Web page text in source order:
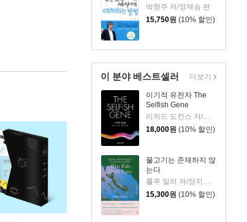
박형주 저/정재승 편
15,750원 (10% 할인)
이 분야 베스트셀러
이기적 유전자 The
Selfish Gene
18,000원 (10% 할인)
물고기는 존재하지 않
는다
룰루 밀러 저/정지인 역
15,300원 (10% 할인)
더보기